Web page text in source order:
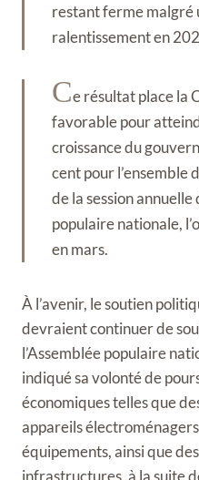
restant ferme malgré
ralentissement en
Ce résultat place la
favorable pour
croissance du
cent pour l’ensemble
de la session annuelle
populaire nationale,
en mars.
À l’avenir, le soutien
devraient continuer de
l’Assemblée populaire
indiqué sa volonté de
économiques telles que
appareils
équipements, ainsi que
infrastructures, à la suite